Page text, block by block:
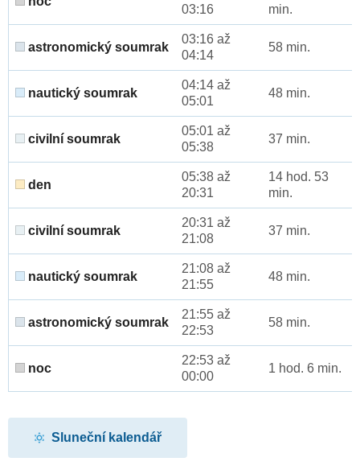
03:16
min.
astronomický soumrak
03:16 až
04:14
58 min.
nautický soumrak
04:14 až
05:01
48 min.
civilní soumrak
05:01 až
05:38
37 min.
den
05:38 až
20:31
14 hod. 53
min.
civilní soumrak
20:31 až
21:08
37 min.
nautický soumrak
21:08 až
21:55
48 min.
astronomický soumrak
21:55 až
22:53
58 min.
noc
22:53 až
00:00
1 hod. 6 min.
Sluneční kalendář